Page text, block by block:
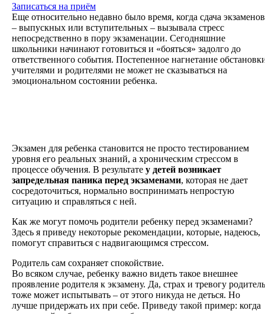
Записаться на приём
Еще относительно недавно было время, когда сдача экзаменов
– выпускных или вступительных – вызывала стресс
непосредственно в пору экзаменации. Сегодняшние
школьники начинают готовиться и «бояться» задолго до
ответственного события. Постепенное нагнетание
учителями и родителями не может не сказываться на
эмоциональном состоянии ребенка.
Экзамен для ребенка становится не просто тестированием
уровня его реальных знаний, а хроническим стрессом в
процессе обучения. В результате у детей возникает
запредельная паника перед экзаменами, которая не дает
сосредоточиться, нормально воспринимать непростую
ситуацию и справляться с ней.
Как же могут помочь родители ребенку перед экзаменами?
Здесь я приведу некоторые рекомендации, которые, надеюсь,
помогут справиться с надвигающимся стрессом.
Родитель сам сохраняет спокойствие.
Во всяком случае, ребенку важно видеть такое внешнее
проявление родителя к экзамену. Да, страх и тревогу родитель
тоже может испытывать – от этого никуда не деться. Но
лучше придержать их при себе. Приведу такой пример: когда